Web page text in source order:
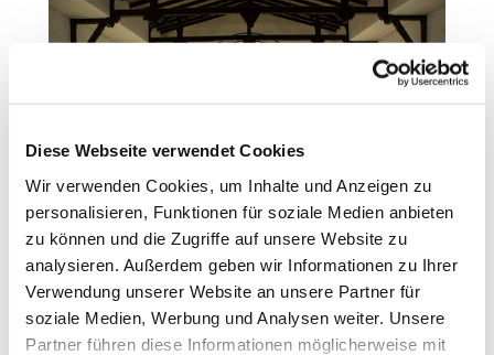
Diese Webseite verwendet Cookies
Wir verwenden Cookies, um Inhalte und Anzeigen zu
personalisieren, Funktionen für soziale Medien anbieten
zu können und die Zugriffe auf unsere Website zu
analysieren. Außerdem geben wir Informationen zu Ihrer
Verwendung unserer Website an unsere Partner für
soziale Medien, Werbung und Analysen weiter. Unsere
Partner führen diese Informationen möglicherweise mit
Gottesdienste und die Leitung geistlich
geprägter Gruppen